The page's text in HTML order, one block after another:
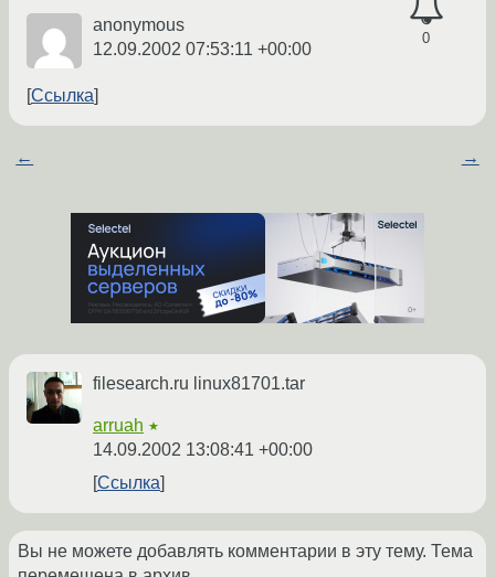
0
anonymous
12.09.2002 07:53:11 +00:00
Ссылка
← →
filesearch.ru linux81701.tar
arruah ★
14.09.2002 13:08:41 +00:00
Ссылка
Вы не можете добавлять комментарии в эту тему. Тема